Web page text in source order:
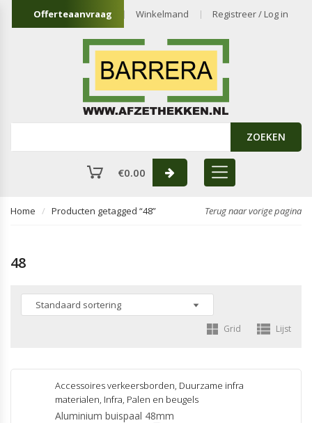
Offerteaanvraag Winkelmand Registreer / Log in
ZOEKEN
€0.00
Home Producten getagged “48” Terug naar vorige pagina
48
Grid Lijst
Accessoires verkeersborden, Duurzame infra
materialen, Infra, Palen en beugels
Aluminium buispaal 48mm